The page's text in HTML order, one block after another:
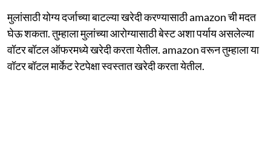
मुलांसाठी योग्य दर्जाच्या बाटल्या खरेदी करण्यासाठी amazon ची मदत
घेऊ शकता. तुम्हाला मुलांच्या आरोग्यासाठी बेस्ट अशा पर्याय असलेल्या
वॉटर बॉटल ऑफरमध्ये खरेदी करता येतील. amazon वरून तुम्हाला या
वॉटर बॉटल मार्केट रेटपेक्षा स्वस्तात खरेदी करता येतील.